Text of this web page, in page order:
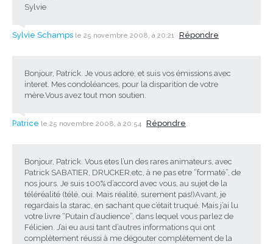
Sylvie
Sylvie Schamps le 25 novembre 2008, à 20:21 Répondre
Bonjour, Patrick. Je vous adore, et suis vos émissions avec
interet. Mes condoléances, pour la disparition de votre
mère.Vous avez tout mon soutien.
Patrice le 25 novembre 2008, à 20:54 Répondre
Bonjour, Patrick. Vous etes l’un des rares animateurs, avec
Patrick SABATIER, DRUCKER,etc, à ne pas etre “formaté”, de
nos jours. Je suis 100% d’accord avec vous, au sujet de la
téléréalité (télé, oui. Mais réalité, surement pas!)Avant, je
regardais la starac, en sachant que c’était truqué. Mais j’ai lu
votre livre “Putain d’audience”, dans lequel vous parlez de
Félicien. J’ai eu ausi tant d’autres informations qui ont
complètement réussi à me dégouter complètement de la